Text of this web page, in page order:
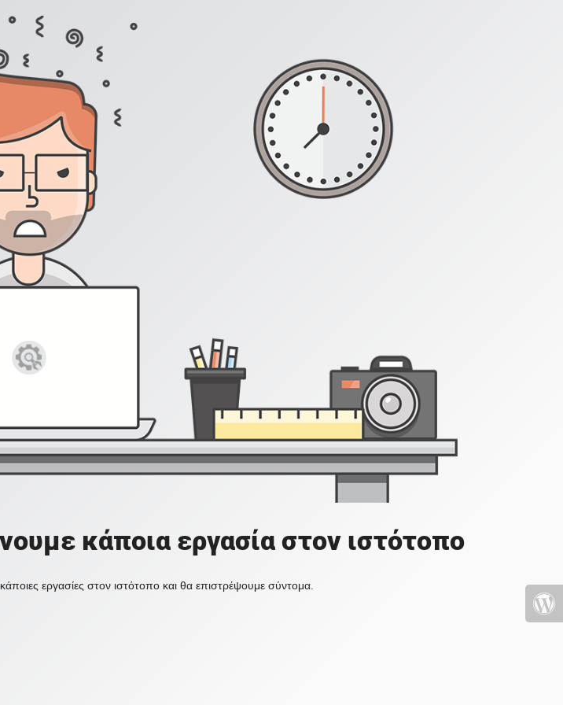
κάποια εργασία στον ιστότοπο
εργασίες στον ιστότοπο και θα επιστρέψουμε σύντομα.